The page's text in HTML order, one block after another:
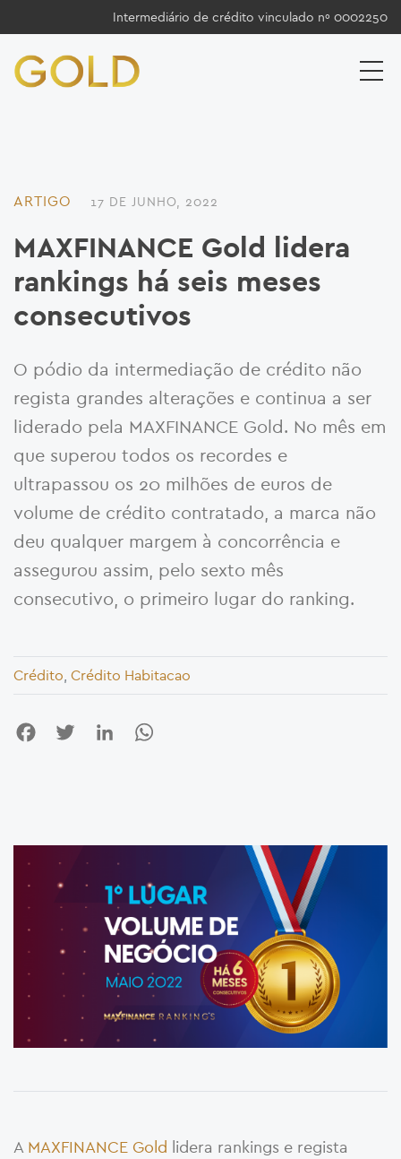
Intermediário de crédito vinculado nº 0002250
ARTIGO 17 DE JUNHO, 2022
MAXFINANCE Gold lidera
rankings há seis meses
consecutivos
O pódio da intermediação de crédito não
regista grandes alterações e continua a ser
liderado pela MAXFINANCE Gold. No mês em
que superou todos os recordes e
ultrapassou os 20 milhões de euros de
volume de crédito contratado, a marca não
deu qualquer margem à concorrência e
assegurou assim, pelo sexto mês
consecutivo, o primeiro lugar do ranking.
Crédito, Crédito Habitacao
FacebookTwitter LinkedIn
A MAXFINANCE Gold lidera rankings e regista